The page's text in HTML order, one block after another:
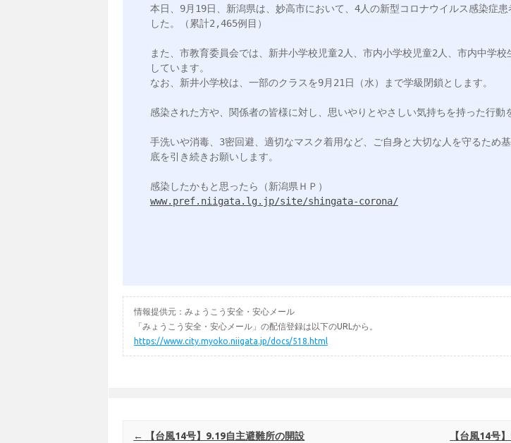
本日、9月19日、新潟県は、妙高市において、4人の新型コロナウイルス感染症患
した。（累計2,465例目）
また、市教育委員会では、新井小学校児童2人、市内小学校児童2人、市内中学
しています。
なお、新井小学校は、一部のクラスを9月21日（水）まで学級閉鎖とします。
感染された方や、関係者の皆様に対し、思いやりとやさしい気持ちを持った行動
手洗いや消毒、3密回避、適切なマスク着用など、ご自身と大切な人を守るため
底を引き続きお願いします。
www.pref.niigata.lg.jp/site/shingata-corona/
情報提供元：みょうこう安全・安心メール
「みょうこう安全・安心メール」の配信登録は以下のURLから。
https://www.city.myoko.niigata.jp/docs/518.html
Post navigation
← 【台風14号】9.19自主避難所の開設 【台風14号